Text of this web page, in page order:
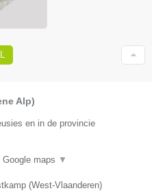
Alp)
en in de provincie
Google maps ▼
(West-Vlaanderen)